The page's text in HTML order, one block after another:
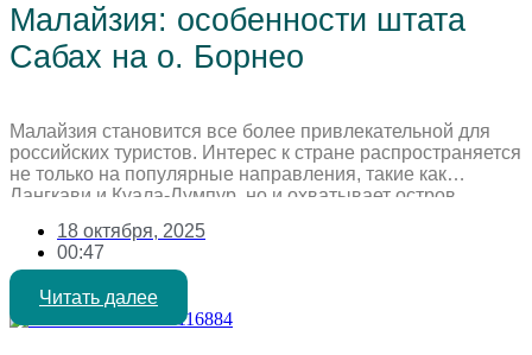
Малайзия: особенности штата
Сабах на о. Борнео
Малайзия становится все более привлекательной для
российских туристов. Интерес к стране распространяется
не только на популярные направления, такие как
Лангкави и Куала-Лумпур, но и охватывает остров
путешественников направляется в штат Сабах. Штат
активно продвигает себя на российском рынке, участвуя
в различных туристических мероприятиях. Сабах
расположен на острове Борнео, единственном острове
[…]
18 октября, 2025
00:47
Читать далее